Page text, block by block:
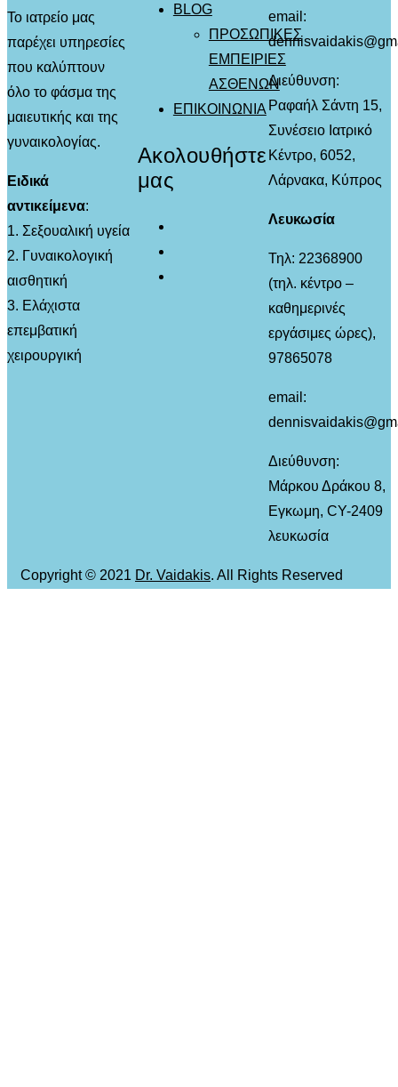
Το ιατρείο μας
παρέχει υπηρεσίες
που καλύπτουν
όλο το φάσμα της
μαιευτικής και της
γυναικολογίας.
Ειδικά
αντικείμενα:
1. Σεξουαλική υγεία
2. Γυναικολογική
αισθητική
3. Ελάχιστα
επεμβατική
χειρουργική
BLOG
ΠΡΟΣΩΠΙΚΕΣ
ΕΜΠΕΙΡΙΕΣ
ΑΣΘΕΝΩΝ
ΕΠΙΚΟΙΝΩΝΙΑ
Ακολουθήστε
μας
email:
Διεύθυνση:
Ραφαήλ Σάντη 15,
Συνέσειο Ιατρικό
Κέντρο, 6052,
Λάρνακα, Κύπρος
Λευκωσία
Τηλ: 22368900
(τηλ. κέντρο –
καθημερινές
εργάσιμες ώρες),
97865078
email:
Διεύθυνση:
Μάρκου Δράκου 8,
Εγκωμη, CY-2409
λευκωσία
Copyright © 2021 Dr. Vaidakis. All Rights Reserved